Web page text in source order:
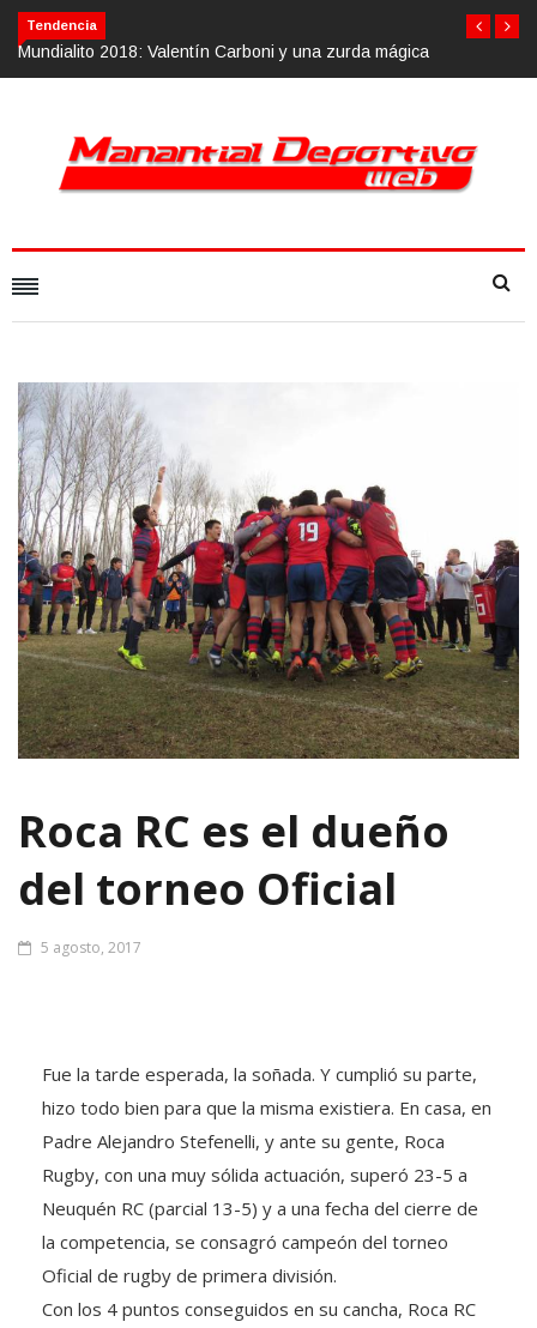
Tendencia
Calvario Race 2018, 10 de noviembre
Roca RC es el dueño
del torneo Oficial
5 agosto, 2017
Fue la tarde esperada, la soñada. Y cumplió su parte,
hizo todo bien para que la misma existiera. En casa, en
Padre Alejandro Stefenelli, y ante su gente, Roca
Rugby, con una muy sólida actuación, superó 23-5 a
Neuquén RC (parcial 13-5) y a una fecha del cierre de
la competencia, se consagró campeón del torneo
Oficial de rugby de primera división.
Con los 4 puntos conseguidos en su cancha, Roca RC